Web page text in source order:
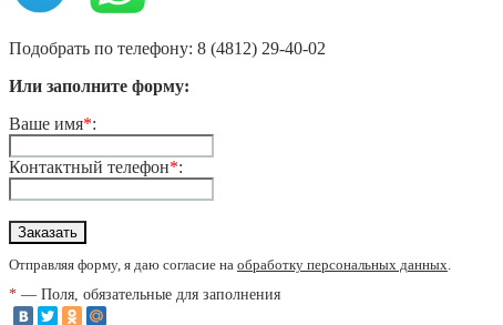
Подобрать по телефону: 8 (4812) 29-40-02
Или заполните форму:
Ваше имя*:
Контактный телефон*:
Отправляя форму, я даю согласие на обработку персональных данных.
* — Поля, обязательные для заполнения